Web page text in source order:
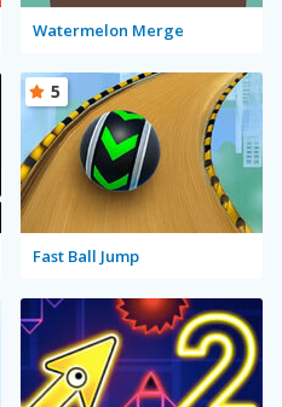
Watermelon Merge
Fast Ball Jump
5